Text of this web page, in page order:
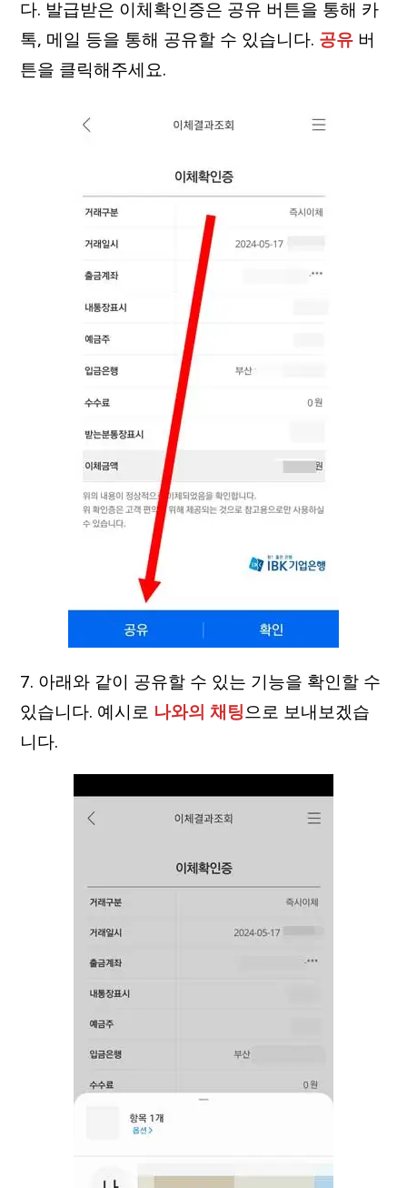
다. 발급받은 이체확인증은 공유 버튼을 통해 카
톡, 메일 등을 통해 공유할 수 있습니다. 공유 버
튼을 클릭해주세요.
7. 아래와 같이 공유할 수 있는 기능을 확인할 수
있습니다. 예시로 나와의 채팅으로 보내보겠습
니다.